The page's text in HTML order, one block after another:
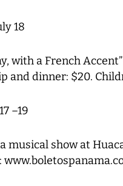
18
with a French
and dinner: $20.
–19
musical show at